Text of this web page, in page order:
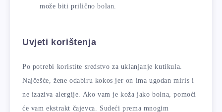
može biti prilično bolan.
Uvjeti korištenja
Po potrebi koristite sredstvo za uklanjanje kutikula.
Najčešće, žene odabiru kokos jer on ima ugodan miris i
ne izaziva alergije. Ako vam je koža jako bolna, pomoći
će vam ekstrakt čajevca. Sudeći prema mnogim